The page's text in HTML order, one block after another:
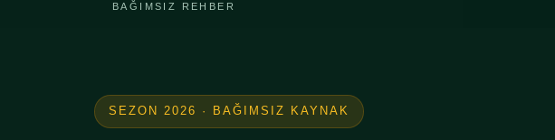
BAĞIMSIZ REHBER
SEZON 2026 · BAĞIMSIZ KAYNAK